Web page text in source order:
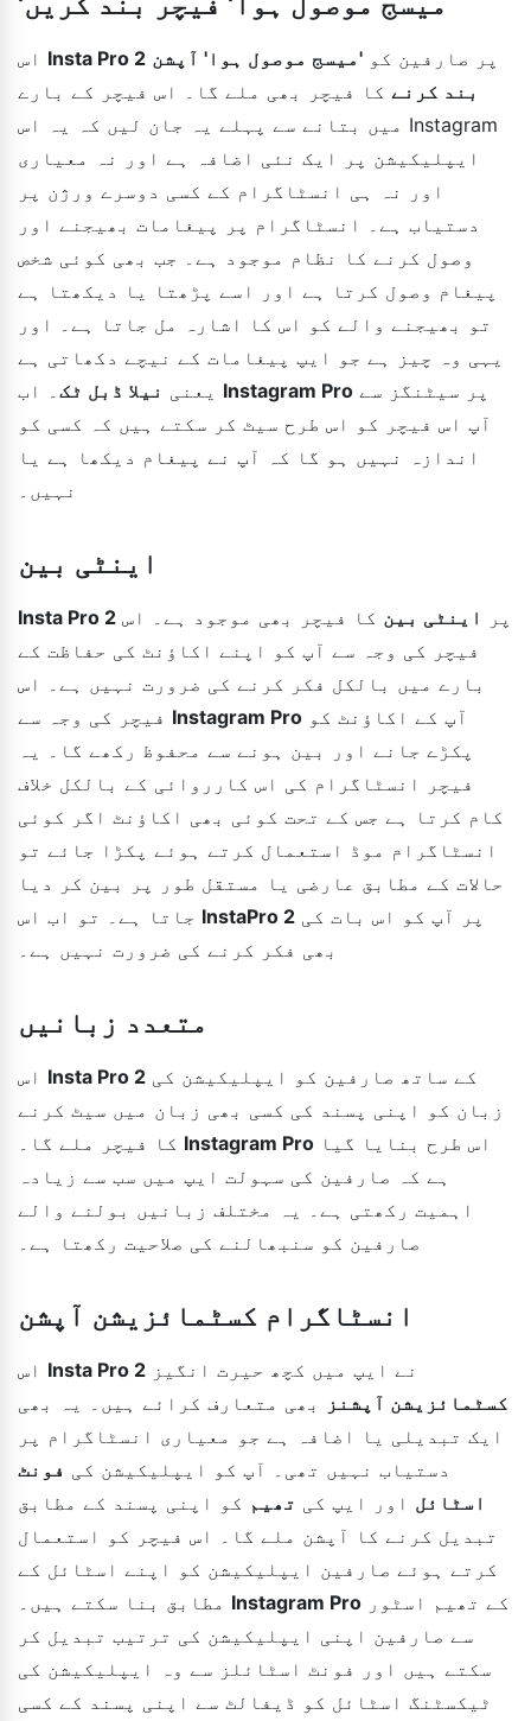
Insta Pro 2 پر صارفین کو 'میسج موصول ہوا' آپشن
بند کرنے کا فیچر بھی ملے گا۔ اس فیچر کے بارے
میں بتانے سے پہلے یہ جان لیں کہ یہ اس Instagram
ایپلیکیشن پر ایک نئی اضافہ ہے اور نہ معیاری
اور نہ ہی انسٹاگرام کے کسی دوسرے ورژن پر
دستیاب ہے۔ انسٹاگرام پر پیغامات بھیجنے اور
وصول کرنے کا نظام موجود ہے۔ جب بھی کوئی شخص
پیغام وصول کرتا ہے اور اسے پڑھتا یا دیکھتا ہے
تو بھیجنے والے کو اس کا اشارہ مل جاتا ہے۔ اور
یہی وہ چیز ہے جو ایپ پیغامات کے نیچے دکھاتی ہے
یعنی نیلا ڈبل ٹک Instagram Pro
آپ اس فیچر کو اس طرح سیٹ کر سکتے ہیں کہ کسی کو
اندازہ نہیں ہو گا کہ آپ نے پیغام دیکھا ہے یا
نہیں۔
اینٹی بین
Insta Pro 2 پر اینٹی بین کا فیچر بھی موجود ہے۔ اس
فیچر کی وجہ سے آپ کو اپنے اکاؤنٹ کی حفاظت کے
بارے میں بالکل فکر کرنے کی ضرورت نہیں ہے۔ اس
Instagram Pro
پکڑے جانے اور بین ہونے سے محفوظ رکھے گا۔ یہ
فیچر انسٹاگرام کی اس کارروائی کے بالکل خلاف
کام کرتا ہے جس کے تحت کوئی بھی اکاؤنٹ اگر کوئی
انسٹاگرام موڈ استعمال کرتے ہوئے پکڑا جائے تو
حالات کے مطابق عارضی یا مستقل طور پر بین کر دیا
InstaPro 2
بھی فکر کرنے کی ضرورت نہیں ہے۔
متعدد زبانیں
Insta Pro 2
زبان کو اپنی پسند کی کسی بھی زبان میں سیٹ کرنے
Instagram Pro
ہے کہ صارفین کی سہولت ایپ میں سب سے زیادہ
اہمیت رکھتی ہے۔ یہ مختلف زبانیں بولنے والے
صارفین کو سنبھالنے کی صلاحیت رکھتا ہے۔
انسٹاگرام کسٹمائزیشن آپشن
Insta Pro 2 نے ایپ میں کچھ حیرت انگیز
کسٹمائزیشن آپشنز
بھی متعارف کرائے ہیں۔ یہ بھی
ایک تبدیلی یا اضافہ ہے جو معیاری انسٹاگرام پر
دستیاب نہیں تھی۔ آپ کو ایپلیکیشن کی فونٹ
اسٹائل اور ایپ کی تھیم کو اپنی پسند کے مطابق
تبدیل کرنے کا آپشن ملے گا۔ اس فیچر کو استعمال
کرتے ہوئے صارفین ایپلیکیشن کو اپنے اسٹائل کے
Instagram Pro
سے صارفین اپنی ایپلیکیشن کی ترتیب تبدیل کر
سکتے ہیں اور فونٹ اسٹائلز سے وہ ایپلیکیشن کی
ٹیکسٹنگ اسٹائل کو ڈیفالٹ سے اپنی پسند کے کسی